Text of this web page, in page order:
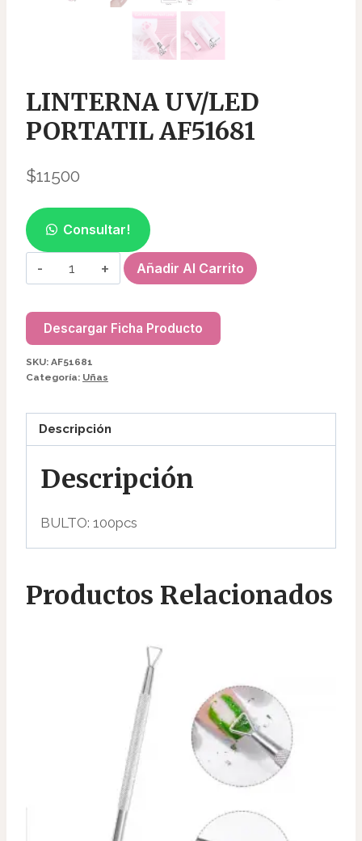
LINTERNA UV/LED
PORTATIL AF51681
$11500
Consultar!
LINTERNA
UV/LED
AF51681
cantidad
Añadir Al Carrito
Descargar Ficha Producto
SKU: AF51681
Categoría: Uñas
Descripción
Descripción
BULTO: 100pcs
Productos Relacionados